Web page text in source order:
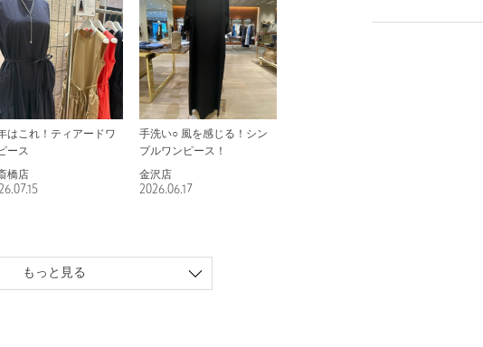
はこれ！ティアードワ
ース
橋店
手洗い○ 風を感じる！シン
プルワンピース！
金沢店
2026.06.17
もっと見る